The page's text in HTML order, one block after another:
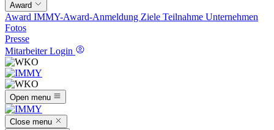
Award
Award IMMY-Award-Anmeldung Ziele Teilnahme Unternehmen
Fotos
Presse
Mitarbeiter Login
Open menu
Close menu